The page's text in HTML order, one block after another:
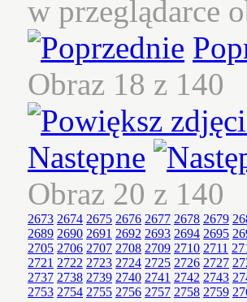
w przeglądarce
Obraz 18 z 140
Następne
Obraz 20 z 140
2673 2674 2675 2676 2677 2678 2679
2689 2690 2691 2692 2693 2694 2695
2705 2706 2707 2708 2709 2710 2711
2721 2722 2723 2724 2725 2726 2727
2737 2738 2739 2740 2741 2742 2743
2753 2754 2755 2756 2757 2758 2759